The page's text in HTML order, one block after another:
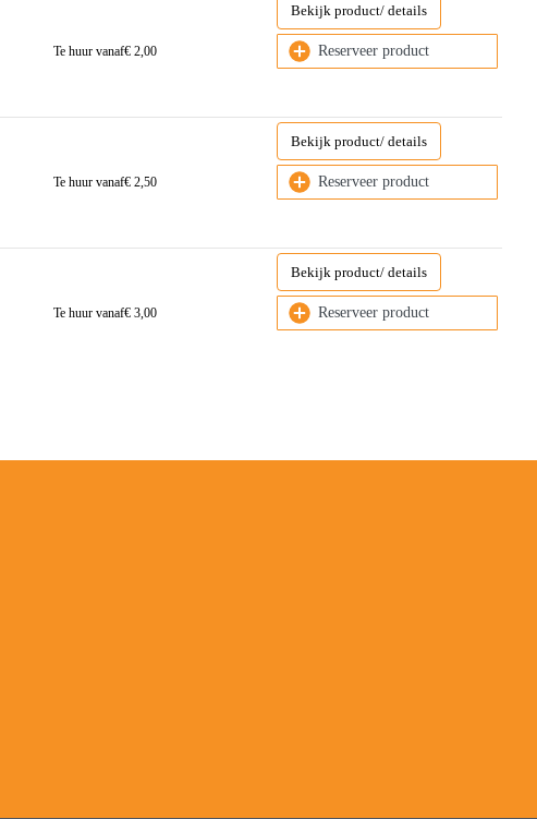
Te huur vanaf€ 2,00
Bekijk product/ details
Reserveer product
Te huur vanaf€ 2,50
Bekijk product/ details
Reserveer product
Te huur vanaf€ 3,00
Bekijk product/ details
Reserveer product